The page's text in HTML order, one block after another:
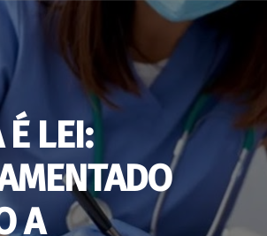
É LEI:
A